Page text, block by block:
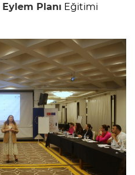
Eylem Planı Eğitimi